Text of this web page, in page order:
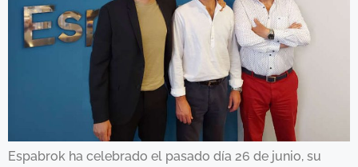
Espabrok ha celebrado el pasado día 26 de junio, su